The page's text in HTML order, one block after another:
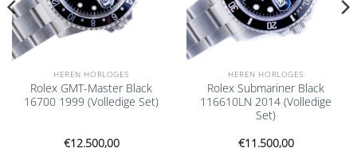
HEREN HORLOGES
Rolex GMT-Master Black
16700 1999 (Volledige Set)
€12.500,00
HEREN HORLOGES
Rolex Submariner Black
116610LN 2014 (Volledige
Set)
€11.500,00